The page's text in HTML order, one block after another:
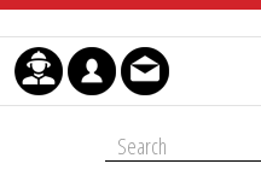
Μετάβαση στο περιεχόμενο